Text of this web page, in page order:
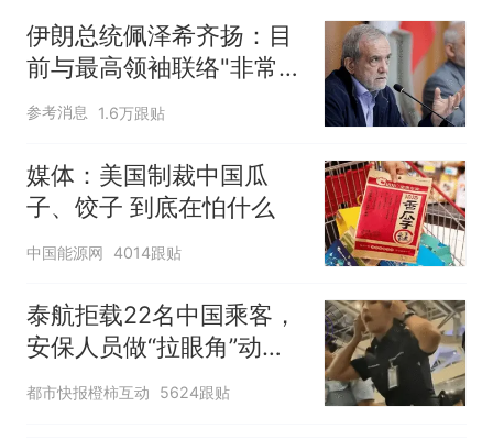
窝，原地守1天等它长大：挖了
140多朵
美国渔民钓获鲨鱼徒手将其拽
回大海 目击者直呼震惊 （视频
来源：参考消息）
笔试第一被第二名传话劝弃考
热 那个在床头放菜刀的女孩，
因老师一句“跟我回家”改写了
人生
伊朗总统佩泽希齐扬：目
前与最高领袖联络"非常困
难"
参考消息 1.6万跟贴
媒体：美国制裁中国瓜
子、饺子 到底在怕什么
中国能源网 4014跟贴
泰航拒载22名中国乘客，
安保人员做“拉眼角”动
作，泰国机场最新回应：
都市快报橙柿互动 5624跟贴